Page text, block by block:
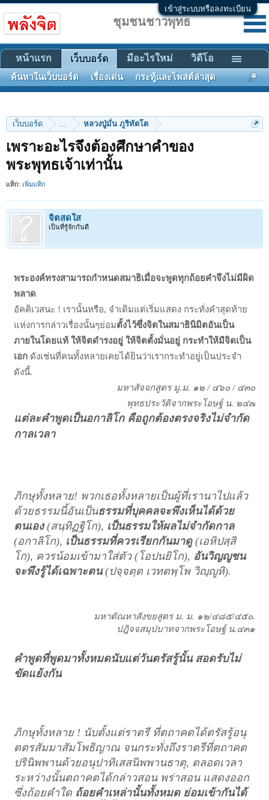
เข้าสู่ระบบหรือลงทะเบียน
เว็บบอร์ด ... หลวงปู่มั่น ภูริทัตโต
เพราะอะไรจึงต้องศึกษาคำของ
พระพุทธเจ้าเท่านั้น
แท็ก: เพิ่มแท็ก
จิตสดใส
เป็นที่รู้จักกันดี
พระองค์ทรงสามารถกำหนดสมาธิเมื่อจะพูดทุกถ้อยคำจึงไม่มีผิด
พลาด
อัคคิเวสนะ ! เรานั้นหรือ, จำเดิมแต่เริ่มแสดง กระทั่งคำสุดท้าย
แห่งการกล่าวเรื่องนั้นๆย่อมตั้งไว้ซึ่งจิตในสมาธินิมิตอันเป็น
ภายในโดยแท้ ให้จิตดำรงอยู่ ให้จิตตั้งมั่นอยู่ กระทำให้มีจิตเป็น
เอก ดังเช่นที่คนทั้งหลายเคยได้ยินว่าเรากระทำอยู่เป็นประจำ
ดังนี้.
มหาสัจจกสูตร มู.ม. ๑๒ / ๔๖๐ / ๔๓๐
พุทธประวัติจากพระโอษฐ์ น. ๒๔๗
แต่ละคำพูดเป็นอกาลิโก คือถูกต้องตรงจริงไม่จำกัด
กาลเวลา
ภิกษุทั้งหลาย! พวกเธอทั้งหลายเป็นผู้ที่เรานาไปแล้ว
ด้วยธรรมนี้อันเป็นธรรมที่บุคคลจะพึงเห็นได้ด้วย
ตนเอง(สนฺทิฏฐิโก), เป็นธรรมให้ผลไม่จำกัดกาล
(อกาลิโก), เป็นธรรมที่ควรเรียกกันมาดู(เอหิปสฺสิ
โก), ควรน้อมเข้ามาใส่ตัว (โอปนยิโก), อันวิญญูชน
จะพึงรู้ได้เฉพาะตน(ปจฺจตฺต เวทตพฺโพ วิญฺญูหิ).
มหาตัณหาสังขยสูตร ม. ม. ๑๒/๔๘๕/๔๕๐.
ปฎิจจสมุปบาทจากพระโอษฐ์ น.๔๓๑
คำพูดที่พูดมาทั้งหมดนับแต่วันตรัสรู้นั้น สอดรับไม่
ขัดแย้งกัน
ภิกษุทั้งหลาย ! นับตั้งแต่ราตรี ที่ตถาคตได้ตรัสรู้อนุ
ตตรสัมมาสัมโพธิญาณ จนกระทั่งถึงราตรีที่ตถาคต
ปรินิพพานด้วยอนุปาทิเสสนิพพานธาตุ, ตลอดเวลา
ระหว่างนั้นตถาคตได้กล่าวสอน พร่าสอน แสดงออก
ซึ่งถ้อยคำใด ถ้อยคำเหล่านั้นทั้งหมด ย่อมเข้ากันได้
ชุมชนชาวพุทธ
หน้าแรก เว็บบอร์ด
ค้นหาในเว็บบอร์ด เรื่องเด่น กระทู้และโพสต์ล่าสุด
มีอะไรใหม่ วิดีโอ